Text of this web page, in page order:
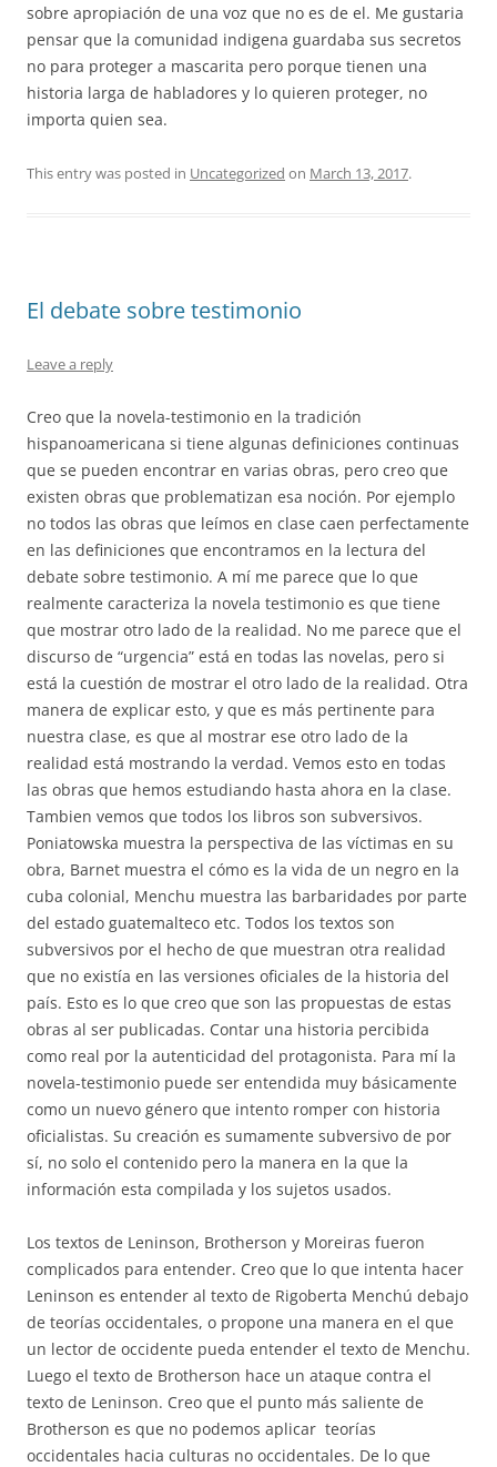
sobre apropiación de una voz que no es de el. Me gustaria
pensar que la comunidad indigena guardaba sus secretos
no para proteger a mascarita pero porque tienen una
historia larga de habladores y lo quieren proteger, no
importa quien sea.
This entry was posted in Uncategorized on March 13, 2017.
El debate sobre testimonio
Leave a reply
Creo que la novela-testimonio en la tradición
hispanoamericana si tiene algunas definiciones continuas
que se pueden encontrar en varias obras, pero creo que
existen obras que problematizan esa noción. Por ejemplo
no todos las obras que leímos en clase caen perfectamente
en las definiciones que encontramos en la lectura del
debate sobre testimonio. A mí me parece que lo que
realmente caracteriza la novela testimonio es que tiene
que mostrar otro lado de la realidad. No me parece que el
discurso de “urgencia” está en todas las novelas, pero si
está la cuestión de mostrar el otro lado de la realidad. Otra
manera de explicar esto, y que es más pertinente para
nuestra clase, es que al mostrar ese otro lado de la
realidad está mostrando la verdad. Vemos esto en todas
las obras que hemos estudiando hasta ahora en la clase.
Tambien vemos que todos los libros son subversivos.
Poniatowska muestra la perspectiva de las víctimas en su
obra, Barnet muestra el cómo es la vida de un negro en la
cuba colonial, Menchu muestra las barbaridades por parte
del estado guatemalteco etc. Todos los textos son
subversivos por el hecho de que muestran otra realidad
que no existía en las versiones oficiales de la historia del
país. Esto es lo que creo que son las propuestas de estas
obras al ser publicadas. Contar una historia percibida
como real por la autenticidad del protagonista. Para mí la
novela-testimonio puede ser entendida muy básicamente
como un nuevo género que intento romper con historia
oficialistas. Su creación es sumamente subversivo de por
sí, no solo el contenido pero la manera en la que la
información esta compilada y los sujetos usados.
Los textos de Leninson, Brotherson y Moreiras fueron
complicados para entender. Creo que lo que intenta hacer
Leninson es entender al texto de Rigoberta Menchú debajo
de teorías occidentales, o propone una manera en el que
un lector de occidente pueda entender el texto de Menchu.
Luego el texto de Brotherson hace un ataque contra el
texto de Leninson. Creo que el punto más saliente de
Brotherson es que no podemos aplicar teorías
occidentales hacia culturas no occidentales. De lo que